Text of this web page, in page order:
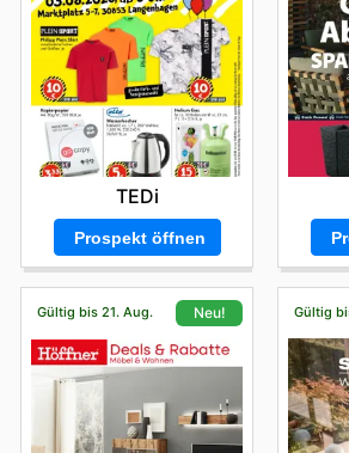
TEDi
Prospekt öffnen
Gültig bis 21. Aug. Neu! Gültig